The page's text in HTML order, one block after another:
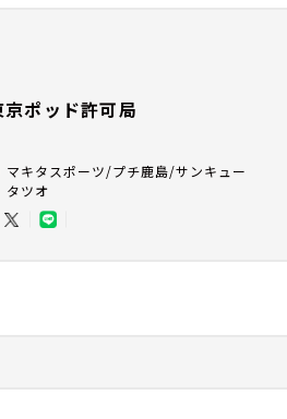
京ポッド許可局
マキタスポーツ/プチ鹿島/サンキュー
タツオ